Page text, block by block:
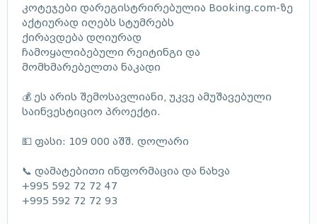
კოტეჯები დარეგისტრირებულია Booking.com-ზე
აქტიურად იღებს სტუმრებს
ქირავდება დღიურად
ჩამოყალიბებული რეიტინგი და
მომხმარებელთა ნაკადი
💰 ეს არის შემოსავლიანი, უკვე ამუშავებული
საინვესტიციო პროექტი.
💵 ფასი: 109 000 აშშ. დოლარი
📞 დამატებითი ინფორმაცია და ნახვა
+995 592 72 72 47
+995 592 72 72 93